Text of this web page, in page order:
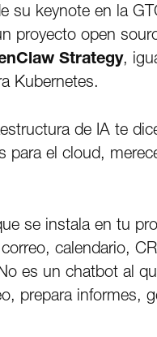
su keynote en la
proyecto open
Strategy,
Kubernetes.
de IA te
para el cloud,
se instala en tu
calendario,
es un chatbot al
prepara informes,